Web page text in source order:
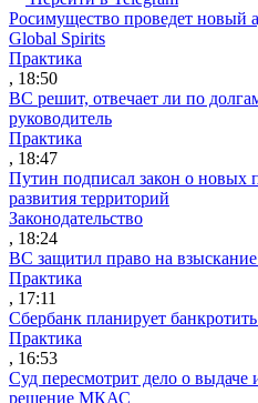
Росимущество проведет новый
Global Spirits
Практика
, 18:50
ВС решит, отвечает ли по
руководитель
Практика
, 18:47
Путин подписал закон о новых
развития территорий
Законодательство
, 18:24
ВС защитил право на
Практика
, 17:11
Сбербанк планирует
Практика
, 16:53
Суд пересмотрит дело о выдаче
решение МКАС